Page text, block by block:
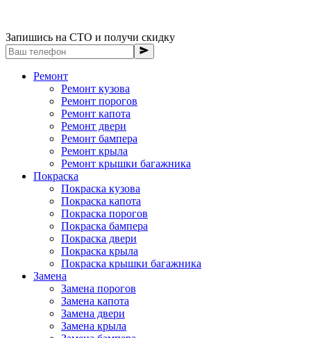
Запишись на СТО и получи скидку
Ремонт
Ремонт кузова
Ремонт порогов
Ремонт капота
Ремонт двери
Ремонт бампера
Ремонт крыла
Ремонт крышки багажника
Покраска
Покраска кузова
Покраска капота
Покраска порогов
Покраска бампера
Покраска двери
Покраска крыла
Покраска крышки багажника
Замена
Замена порогов
Замена капота
Замена двери
Замена крыла